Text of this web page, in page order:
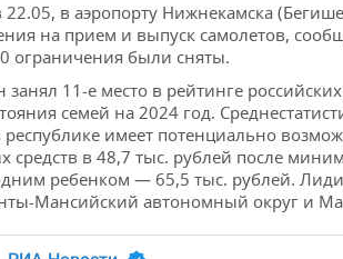
в аэропорту Нижнекамска
на прием и выпуск самолетов,
ограничения были сняты.
занял 11-е место в рейтинге
семей на 2024 год.
имеет потенциально
средств в 48,7 тыс. рублей после
ребенком — 65,5 тыс. рублей.
Мансийский автономный округ и